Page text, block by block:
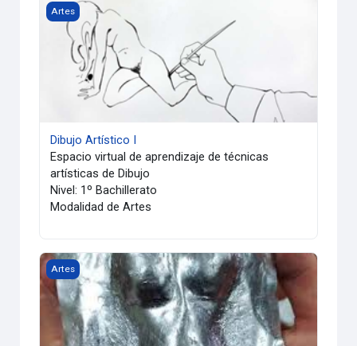
Dibujo Artístico I
Artes
Dibujo Artístico I
Espacio virtual de aprendizaje de técnicas
artísticas de Dibujo
Nivel: 1º Bachillerato
Modalidad de Artes
Volumen
Artes